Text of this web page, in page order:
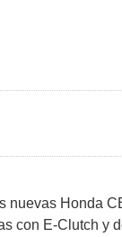
nuevas Honda
con E-Clutch y